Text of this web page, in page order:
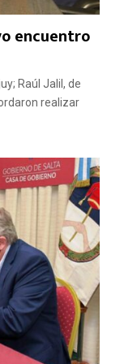
encuentro
Raúl Jalil, de
realizar